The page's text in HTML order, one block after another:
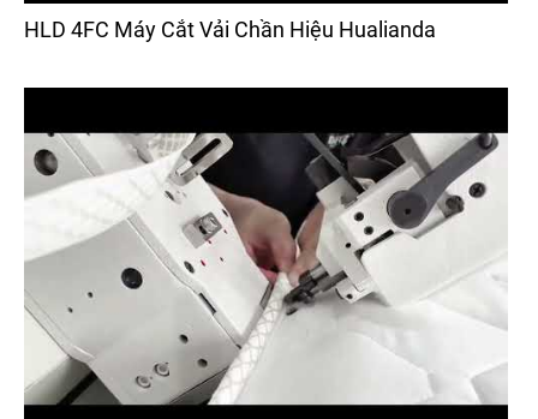
HLD 4FC Máy Cắt Vải Chần Hiệu Hualianda